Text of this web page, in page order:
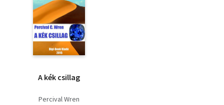
A kék csillag
Percival Wren